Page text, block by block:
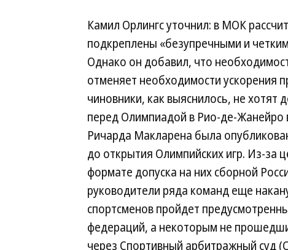
Камил Орлингс уточнил: в МОК
подкреплены «безупречными и
Однако он добавил, что
отменяет необходимости ускорения
чиновники, как выяснилось, не хотят
перед Олимпиадой в Рио-де-Жанейро
Ричарда Макларена была
до открытия Олимпийских игр. Из-
формате допуска на них сборной
руководители ряда команд еще
спортсменов пройдет
федераций, а некоторым не
через Спортивный арбитражный суд